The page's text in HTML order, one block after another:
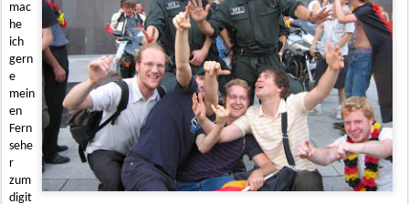
mac
he
ich
gern
e
mein
en
Fern
sehe
r
zum
digit